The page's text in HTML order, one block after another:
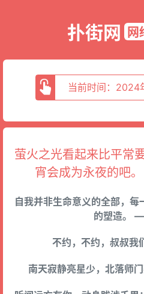
扑街网 网
当前时间：2024
萤火之光看起来比平常
宵会成为永夜的吧
自我并非生命意义的全部，
的塑造。
不约，不约，叔叔
南天寂静亮星少，北落师